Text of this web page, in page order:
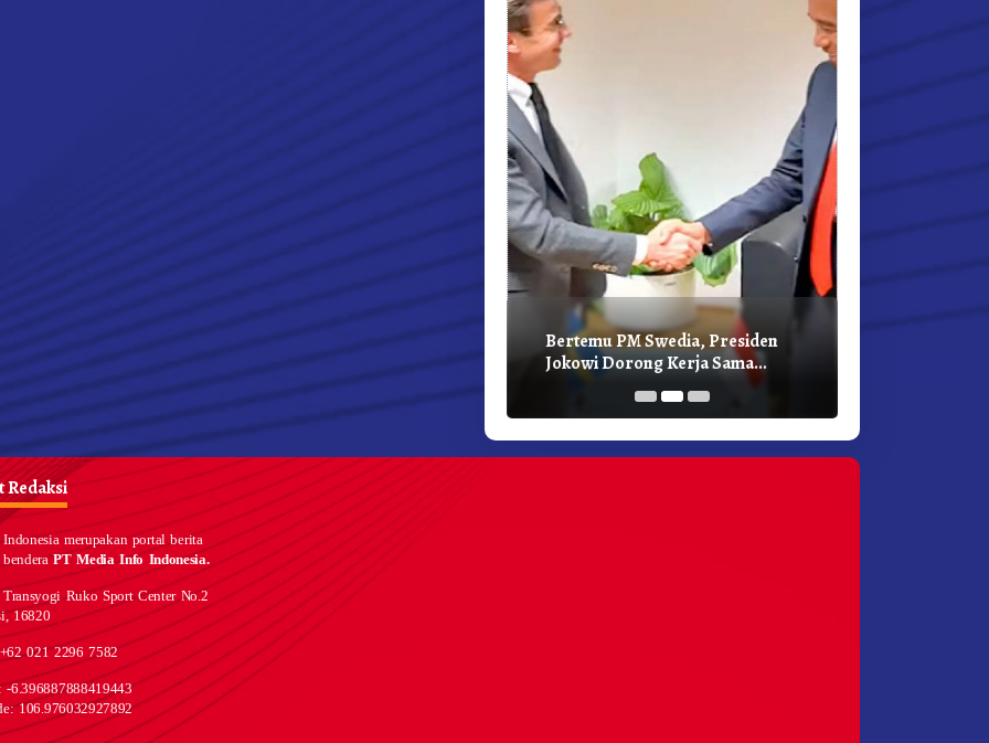
Bertemu PM Swedia, Presiden
Jokowi Dorong Kerja Sama
Pembangunan Hijau
Redaksi
Indonesia merupakan portal berita
benderaPT Media Info Indonesia.
Ruko Sport Center No.2
16820
021 2296 7582
-6.396887888419443
106.976032927892